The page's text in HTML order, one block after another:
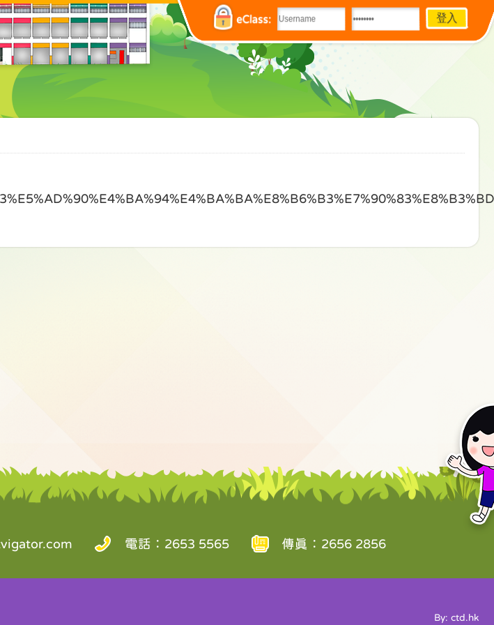
eClass:
電話：2653 5565 傳真：2656 2856
By: ctd.hk